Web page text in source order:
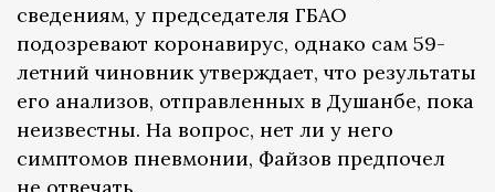
сведениям, у председателя ГБАО
подозревают коронавирус, однако сам 59-
летний чиновник утверждает, что результаты
его анализов, отправленных в Душанбе, пока
неизвестны. На вопрос, нет ли у него
симптомов пневмонии, Файзов предпочел